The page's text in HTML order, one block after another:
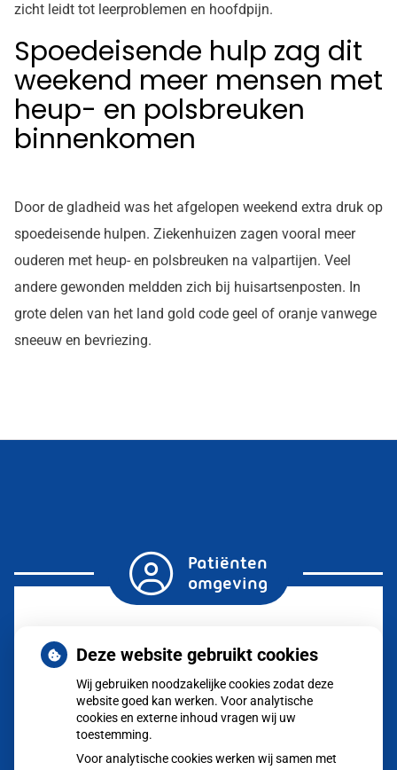
zicht leidt tot leerproblemen en hoofdpijn.
Spoedeisende hulp zag dit
weekend meer mensen met
heup- en polsbreuken
binnenkomen
Door de gladheid was het afgelopen weekend extra druk op
spoedeisende hulpen. Ziekenhuizen zagen vooral meer
ouderen met heup- en polsbreuken na valpartijen. Veel
andere gewonden meldden zich bij huisartsenposten. In
grote delen van het land gold code geel of oranje vanwege
sneeuw en bevriezing.
Patiënten
omgeving
Herhaalrecepten
aanvragen
Vragen
stellen
Afspraken
Deze website gebruikt cookies
Wij gebruiken noodzakelijke cookies zodat deze
website goed kan werken. Voor analytische
cookies en externe inhoud vragen wij uw
toestemming.
Voor analytische cookies werken wij samen met